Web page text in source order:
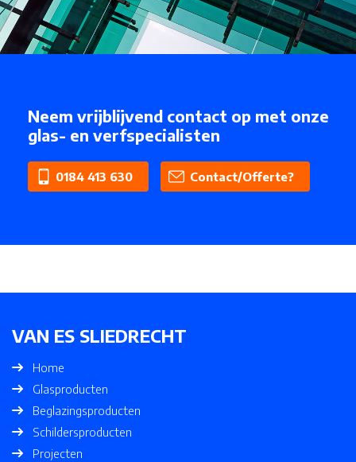
Neem vrijblijvend contact op met onze
glas- en verfspecialisten
0184 413 630 Contact/Offerte?
VAN ES SLIEDRECHT
Home
Glasproducten
Beglazingsproducten
Schildersproducten
Projecten